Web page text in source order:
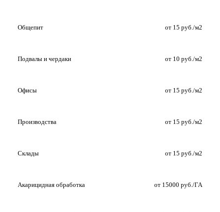
Общепит от 15 руб./м2
Подвалы и чердаки от 10 руб./м2
Офисы от 15 руб./м2
Производства от 15 руб./м2
Склады от 15 руб./м2
Акарицидная обработка от 15000 руб./ГА